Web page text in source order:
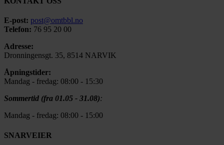
E-post: post@omtbbl.no
Telefon: 76 95 20 00
Adresse:
Dronningensgt. 35, 8514 NARVIK
Åpningstider:
Mandag - fredag: 08:00 - 15:30
Sommertid (fra 01.05 - 31.08):
Mandag - fredag: 08:00 - 15:00
SNARVEIER